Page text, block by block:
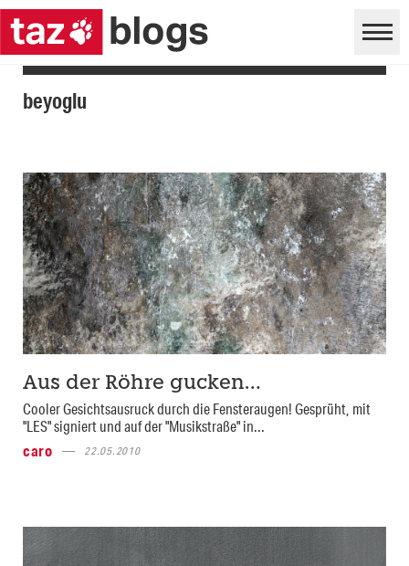
beyoglu
Aus der Röhre gucken…
Cooler Gesichtsausruck durch die Fensteraugen! Gesprüht, mit
"LES" signiert und auf der "Musikstraße" in...
caro
22.05.2010